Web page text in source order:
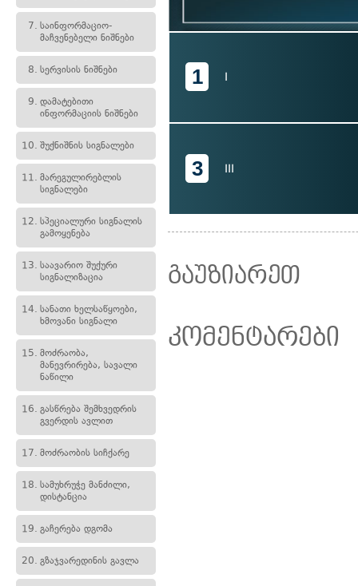
7. საინფორმაციო-
მაჩვენებელი ნიშნები
8. სერვისის ნიშნები
9. დამატებითი
ინფორმაციის ნიშნები
10. შუქნიშნის სიგნალები
11. მარეგულირებლის
სიგნალები
12. სპეციალური სიგნალის
გამოყენება
13. საავარიო შუქური
სიგნალიზაცია
14. სანათი ხელსაწყოები,
ხმოვანი სიგნალი
15. მოძრაობა,
მანევრირება, სავალი
ნაწილი
16. გასწრება შემხვედრის
გვერდის ავლით
17. მოძრაობის სიჩქარე
18. სამუხრუჭე მანძილი,
დისტანცია
19. გაჩერება დგომა
20. გზაჯვარედინის გავლა
1 I
3 III
გაუზიარეთ
კომენტარები